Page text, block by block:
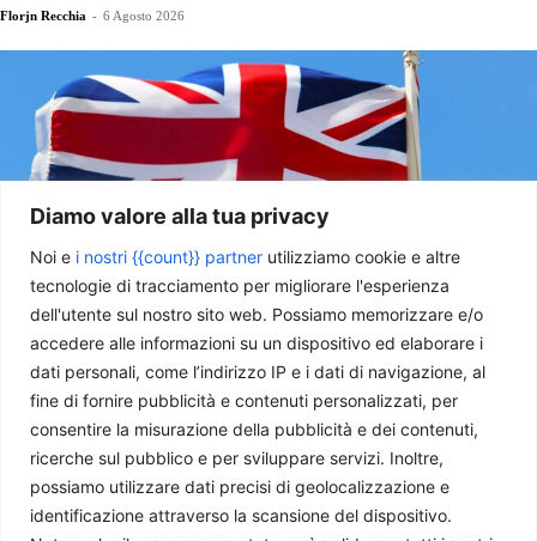
Diamo valore alla tua privacy
Noi e i nostri {{count}} partner utilizziamo cookie e altre
tecnologie di tracciamento per migliorare l'esperienza
dell'utente sul nostro sito web. Possiamo memorizzare e/o
accedere alle informazioni su un dispositivo ed elaborare i
dati personali, come l’indirizzo IP e i dati di navigazione, al
fine di fornire pubblicità e contenuti personalizzati, per
consentire la misurazione della pubblicità e dei contenuti,
ricerche sul pubblico e per sviluppare servizi. Inoltre,
possiamo utilizzare dati precisi di geolocalizzazione e
identificazione attraverso la scansione del dispositivo.
Florjn Recchia - 6 Agosto 2026
Regno Unito: le sfide di Andy Burnham
Davide Tentori - 4 Agosto 2026